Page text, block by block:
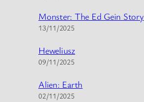
Monster: The Ed Gein Story
13/11/2025
Heweliusz
09/11/2025
Alien: Earth
02/11/2025